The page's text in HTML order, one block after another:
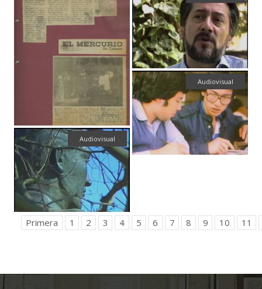
Audiovisual
Audiovisual
Primera 1 2 3 4 5 6 7 8 9 10 11